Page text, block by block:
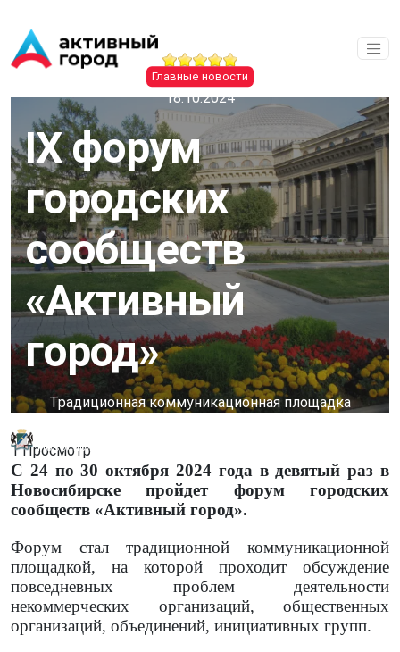
Главные новости
18.10.2024
IX форум
городских
сообществ
«Активный
город»
Традиционная коммуникационная площадка
Новосибирска
1 Просмотр
С 24 по 30 октября 2024 года в девятый раз в
Новосибирске пройдет форум городских
сообществ «Активный город».
Форум стал традиционной коммуникационной
площадкой, на которой проходит обсуждение
повседневных проблем деятельности
некоммерческих организаций, общественных
организаций, объединений, инициативных групп.